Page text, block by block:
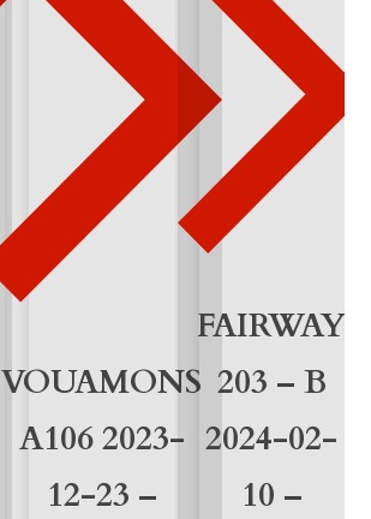
VOUAMONS
A106 2023-
12-23 –
FAIRWAY
203 – B
2024-02-
10 –